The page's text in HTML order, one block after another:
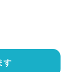
す